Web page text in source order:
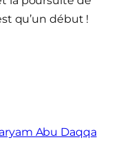
qu’un début !
Abu Daqqa